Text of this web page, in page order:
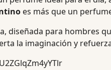
es más que un
diseñada para hombres
la imaginación y